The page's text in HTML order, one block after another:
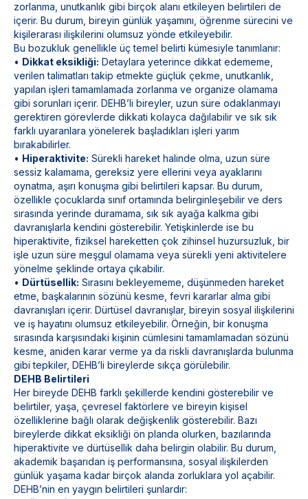
zorlanma, unutkanlık gibi birçok alanı etkileyen belirtileri de
içerir. Bu durum, bireyin günlük yaşamını, öğrenme sürecini ve
kişilerarası ilişkilerini olumsuz yönde etkileyebilir.
Bu bozukluk genellikle üç temel belirti kümesiyle tanımlanır:
• Dikkat eksikliği: Detaylara yeterince dikkat edememe,
verilen talimatları takip etmekte güçlük çekme, unutkanlık,
yapılan işleri tamamlamada zorlanma ve organize olamama
gibi sorunları içerir. DEHB’li bireyler, uzun süre odaklanmayı
gerektiren görevlerde dikkati kolayca dağılabilir ve sık sık
farklı uyaranlara yönelerek başladıkları işleri yarım
bırakabilirler.
• Hiperaktivite: Sürekli hareket halinde olma, uzun süre
sessiz kalamama, gereksiz yere ellerini veya ayaklarını
oynatma, aşırı konuşma gibi belirtileri kapsar. Bu durum,
özellikle çocuklarda sınıf ortamında belirginleşebilir ve ders
sırasında yerinde duramama, sık sık ayağa kalkma gibi
davranışlarla kendini gösterebilir. Yetişkinlerde ise bu
hiperaktivite, fiziksel hareketten çok zihinsel huzursuzluk, bir
işle uzun süre meşgul olamama veya sürekli yeni aktivitelere
yönelme şeklinde ortaya çıkabilir.
• Dürtüsellik: Sırasını bekleyememe, düşünmeden hareket
etme, başkalarının sözünü kesme, fevri kararlar alma gibi
davranışları içerir. Dürtüsel davranışlar, bireyin sosyal ilişkilerini
ve iş hayatını olumsuz etkileyebilir. Örneğin, bir konuşma
sırasında karşısındaki kişinin cümlesini tamamlamadan sözünü
kesme, aniden karar verme ya da riskli davranışlarda bulunma
gibi tepkiler, DEHB’li bireylerde sıkça görülebilir.
DEHB Belirtileri
Her bireyde DEHB farklı şekillerde kendini gösterebilir ve
belirtiler, yaşa, çevresel faktörlere ve bireyin kişisel
özelliklerine bağlı olarak değişkenlik gösterebilir. Bazı
bireylerde dikkat eksikliği ön planda olurken, bazılarında
hiperaktivite ve dürtüsellik daha belirgin olabilir. Bu durum,
akademik başarıdan iş performansına, sosyal ilişkilerden
günlük yaşama kadar birçok alanda zorluklara yol açabilir.
DEHB’nin en yaygın belirtileri şunlardır: